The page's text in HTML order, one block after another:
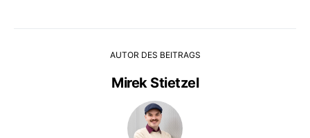
AUTOR DES BEITRAGS
Mirek Stietzel